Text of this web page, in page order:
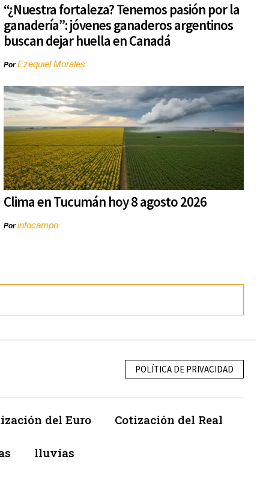
“¿Nuestra fortaleza? Tenemos pasión por la
ganadería”: jóvenes ganaderos argentinos
buscan dejar huella en Canadá
PorEzequiel Morales
Clima en Tucumán hoy 8 agosto 2026
Porinfocampo
POLÍTICA DE PRIVACIDAD
del Euro Cotización del Real
lluvias